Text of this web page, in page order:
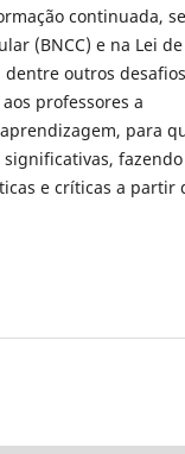
continuada,
(BNCC) e na Lei de
outros
professores a
para
e críticas a partir